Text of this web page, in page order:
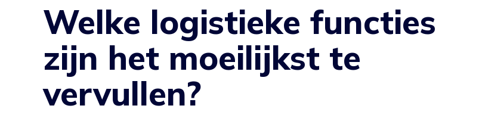
Welke logistieke functies
zijn het moeilijkst te
vervullen?